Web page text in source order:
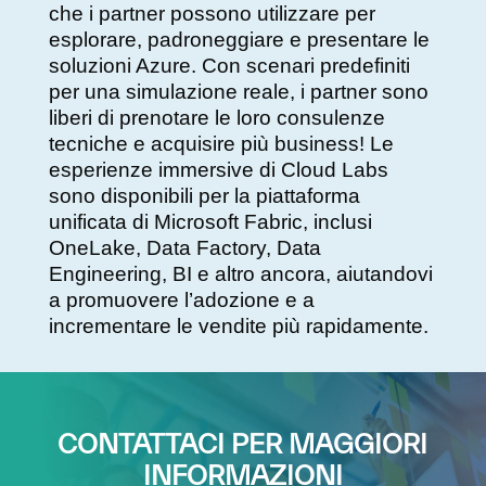
che i partner possono utilizzare per
esplorare, padroneggiare e presentare le
soluzioni Azure. Con scenari predefiniti
per una simulazione reale, i partner sono
liberi di prenotare le loro consulenze
tecniche e acquisire più business! Le
esperienze immersive di Cloud Labs
sono disponibili per la piattaforma
unificata di Microsoft Fabric, inclusi
OneLake, Data Factory, Data
Engineering, BI e altro ancora, aiutandovi
a promuovere l’adozione e a
incrementare le vendite più rapidamente.
CONTATTACI PER MAGGIORI
INFORMAZIONI